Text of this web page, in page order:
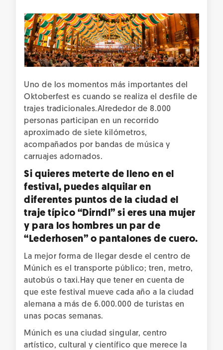
Uno de los momentos más importantes del
Oktoberfest es cuando se realiza el desfile de
trajes tradicionales.Alrededor de 8.000
personas participan en un recorrido
aproximado de siete kilómetros,
acompañados por bandas de música y
carruajes adornados.
Si quieres meterte de lleno en el
festival, puedes alquilar en
diferentes puntos de la ciudad el
traje típico “Dirndl” si eres una mujer
y para los hombres un par de
“Lederhosen” o pantalones de cuero.
La mejor forma de llegar desde el centro de
Múnich es el transporte público; tren, metro,
autobús o taxi.Hay que tener en cuenta de
que este festival mueve cada año a la ciudad
alemana a más de 6.000.000 de turistas en
unas pocas semanas.
Múnich es una ciudad singular, centro
artístico, cultural y científico que merece la